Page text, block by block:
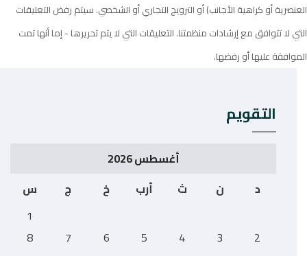
العنصرية أو كراهية الأجانب) أو الترويج التجاري أو الشخصي. سيتم رفض التعليقات
التي لا تتوافق مع إرشادات منظمتنا. التعليقات التي لا يتم تحريرها - إما أنها تمت
الموافقة عليها أو رفضها.
التقويم
أغسطس 2026
د
ن ث أرب خ ج
س
1
2
3
4
5
6
7
8